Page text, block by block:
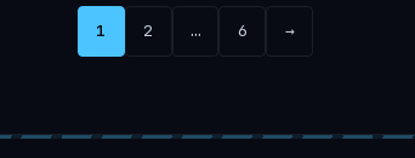
1 2 … 6 →